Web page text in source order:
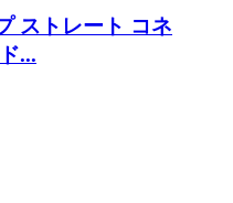
ストレート コネ
...